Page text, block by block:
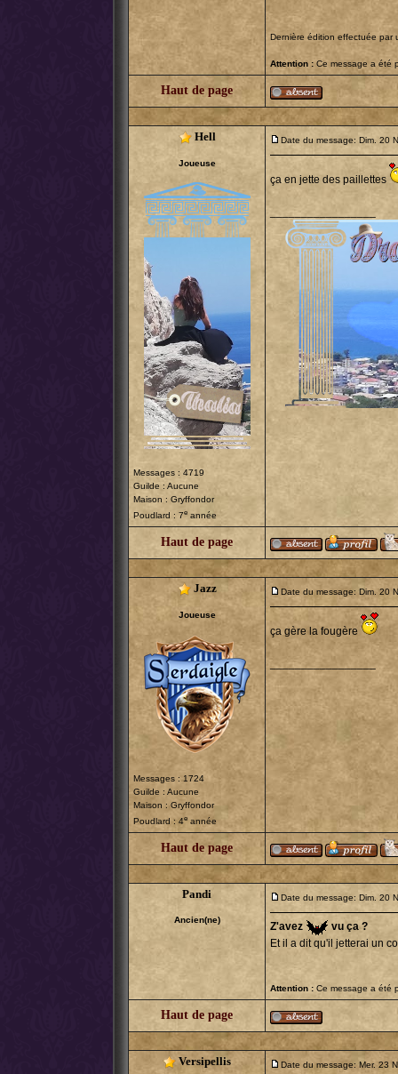
Dernière édition effectuée par
Attention : Ce message a été
Haut de page
Hell
Joueuse
Messages : 4719
Guilde : Aucune
Maison : Gryffondor
Poudlard : 7e année
Date du message: Dim. 20
ça en jette des paillettes
_________________
Haut de page
Jazz
Joueuse
Messages : 1724
Guilde : Aucune
Maison : Gryffondor
Poudlard : 4e année
Date du message: Dim. 20
ça gère la fougère
_________________
Haut de page
Pandi
Ancien(ne)
Date du message: Dim. 20
Z'avez
vu ça ?
Et il a dit qu'il jetterai un
Attention : Ce message a été
Haut de page
Versipellis Date du message: Mer. 23